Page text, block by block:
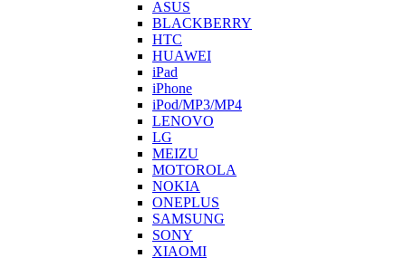
ASUS
BLACKBERRY
HTC
HUAWEI
iPad
iPhone
iPod/MP3/MP4
LENOVO
LG
MEIZU
MOTOROLA
NOKIA
ONEPLUS
SAMSUNG
SONY
XIAOMI